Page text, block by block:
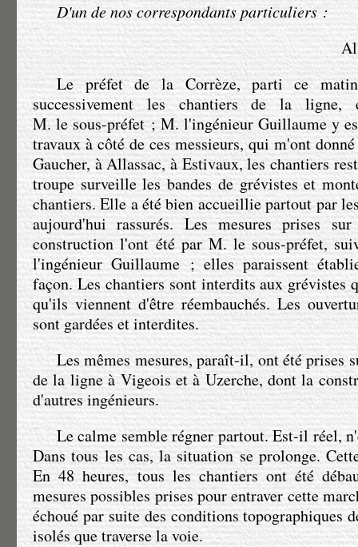
D'un de nos correspondants particuliers :
Le préfet de la Corrèze, parti ce
successivement les chantiers de la ligne,
M. le sous-préfet;M. l'ingénieur Guillaumey
travaux à côté de ces messieurs, qui m'ont
Gaucher, à Allassac, à Estivaux, les chantiers
troupe surveille les bandes de grévistes et
chantiers. Elle a été bien accueillie partout par
aujourd'hui rassurés. Les mesures prises
construction l'ont été parM. le sous-préfet,
l'ingénieur Guillaume ; elles paraissent
façon. Les chantiers sont interdits aux grévistes
qu'ils viennent d'être réembauchés. Les
sont gardées et interdites.
Les mêmes mesures, paraît-il, ont été prises
de la ligne à Vigeois et à Uzerche, dont la
d'autres ingénieurs.
Le calme semble régner partout. Est-il réel,
Dans tous les cas, la situation se prolonge.
En 48 heures, tous les chantiers ont été
mesures possibles prises pour entraver cette
échoué par suite des conditions topographiques
isolés que traverse la voie.